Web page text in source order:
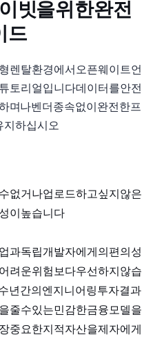
Fine-Tuning을 위한 완전
드
렌탈 환경에서 오픈 웨이트 언
합 튜토리얼입니다. 데이터를 안전
KYC나 벤더 종속 없이 완전한 프
지하십시오.
할 수 없거나 업로드하고 싶지 않은
이 높습니다.
립 개발자에게 ChatGPT의 편의성
려운 위험보다 우선하지 않습
, 수년간의 엔지니어링 투자 결과
줄 수 있는 민감한 금융 모델을
중요한 지적 자산을 제3자에게